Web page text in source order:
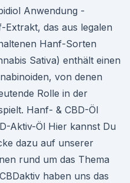
Anwendung -
Extrakt, das aus legalen
Hanf-Sorten
Sativa) enthält einen
von denen
Rolle in der
Hanf- & CBD-Öl
Aktiv-Öl Hier kannst Du
dazu auf unserer
rund um das Thema
haben uns das